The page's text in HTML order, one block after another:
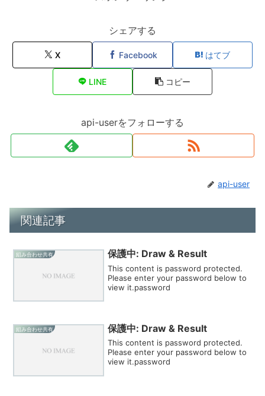
シェアする
X Facebook はてブ
LINE コピー
api-userをフォローする
api-user
関連記事
組み合わせ共有 保護中: Draw & Result
This content is password protected.
Please enter your password below to
view it.password
組み合わせ共有 保護中: Draw & Result
This content is password protected.
Please enter your password below to
view it.password